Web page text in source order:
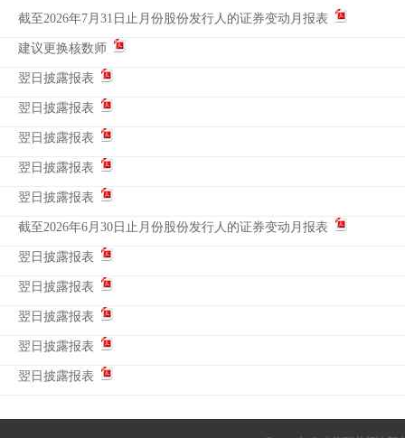
截至2026年7月31日止月份股份发行人的证券变动月报表
建议更换核数师
翌日披露报表
翌日披露报表
翌日披露报表
翌日披露报表
翌日披露报表
截至2026年6月30日止月份股份发行人的证券变动月报表
翌日披露报表
翌日披露报表
翌日披露报表
翌日披露报表
翌日披露报表